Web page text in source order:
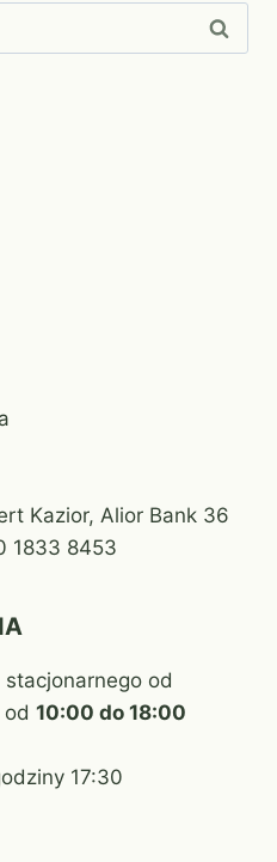
Kazior, Alior Bank 36
1833 8453
od
10:00 do 18:00
17:30